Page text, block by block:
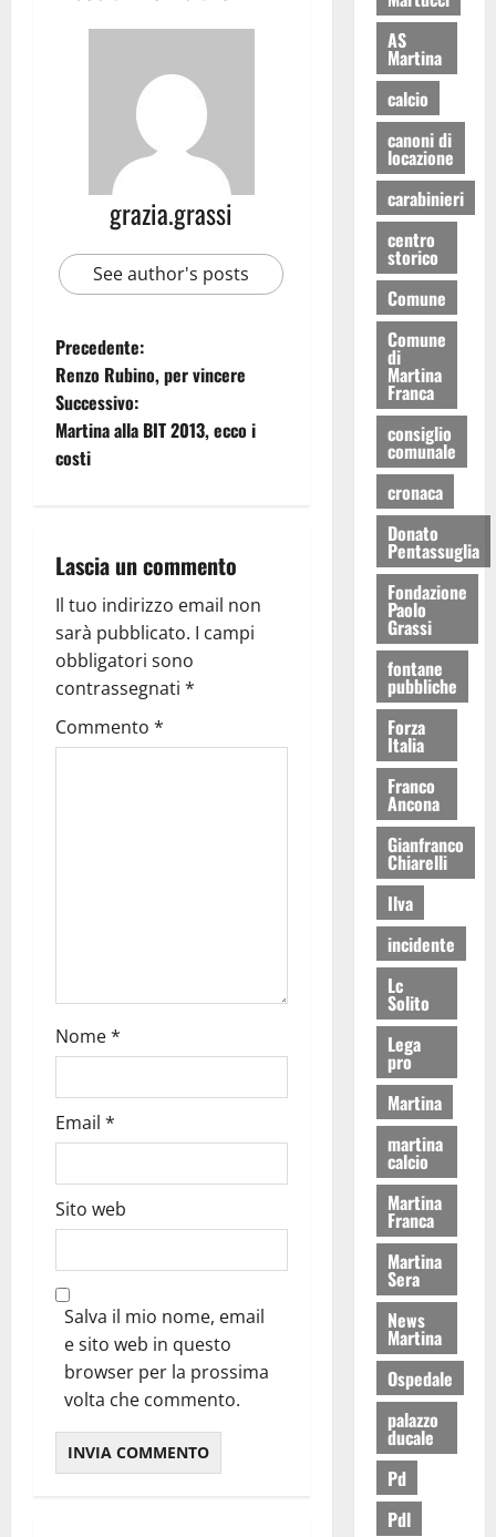
grazia.grassi
See author's posts
Precedente:
Renzo Rubino, per vincere
Successivo:
Martina alla BIT 2013, ecco i
costi
Lascia un commento
Il tuo indirizzo email non
sarà pubblicato. I campi
obbligatori sono
contrassegnati *
Commento *
Nome*
Email *
Sito web
Salva il mio nome, email
e sito web in questo
browser per la prossima
volta che commento.
AS
Martina
calcio
canoni di
locazione
carabinieri
centro
storico
Comune
Comune
di
Martina
Franca
consiglio
comunale
cronaca
Donato
Pentassuglia
Fondazione
Paolo
Grassi
fontane
pubbliche
Forza
Italia
Franco
Ancona
Gianfranco
Chiarelli
Ilva
incidente
Lc
Solito
Lega
pro
Martina
martina
calcio
Martina
Franca
Martina
Sera
News
Martina
Ospedale
palazzo
ducale
Pd
Pdl